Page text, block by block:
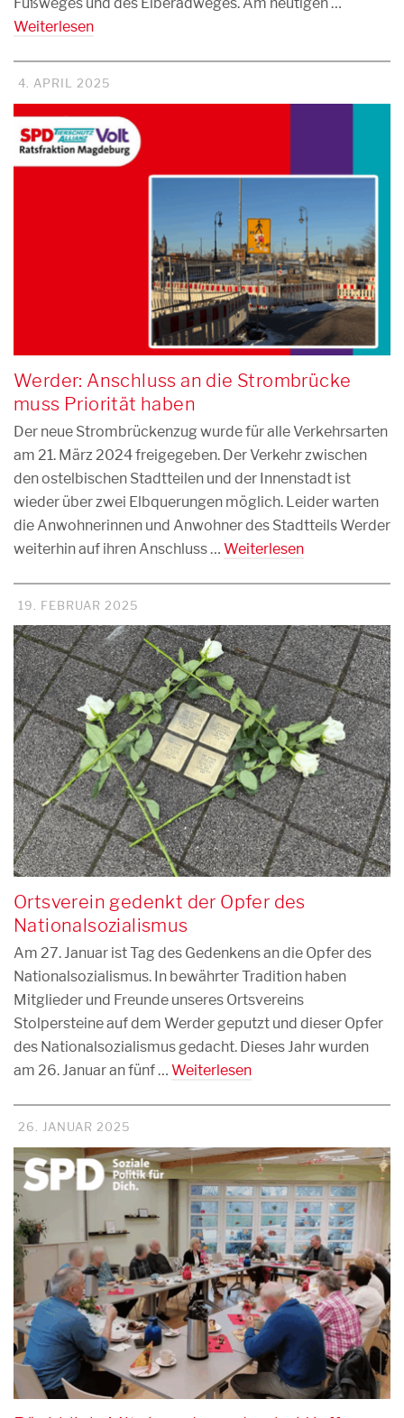
Weiterlesen
4. APRIL 2025
Werder: Anschluss an die Strombrücke
muss Priorität haben
Der neue Strombrückenzug wurde für alle Verkehrsarten
am 21. März 2024 freigegeben. Der Verkehr zwischen
den ostelbischen Stadtteilen und der Innenstadt ist
wieder über zwei Elbquerungen möglich. Leider warten
die Anwohnerinnen und Anwohner des Stadtteils Werder
weiterhin auf ihren Anschluss … Weiterlesen
19. FEBRUAR 2025
Ortsverein gedenkt der Opfer des
Nationalsozialismus
Am 27. Januar ist Tag des Gedenkens an die Opfer des
Nationalsozialismus. In bewährter Tradition haben
Mitglieder und Freunde unseres Ortsvereins
Stolpersteine auf dem Werder geputzt und dieser Opfer
des Nationalsozialismus gedacht. Dieses Jahr wurden
am 26. Januar an fünf … Weiterlesen
26. JANUAR 2025